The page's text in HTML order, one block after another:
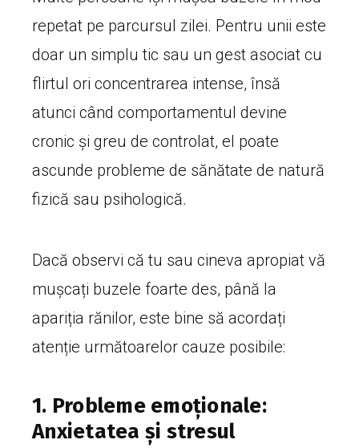
repetat pe parcursul zilei. Pentru unii este
doar un simplu tic sau un gest asociat cu
flirtul ori concentrarea intense, însă
atunci când comportamentul devine
cronic și greu de controlat, el poate
ascunde probleme de sănătate de natură
fizică sau psihologică.
Dacă observi că tu sau cineva apropiat vă
mușcați buzele foarte des, până la
apariția rănilor, este bine să acordați
atenție următoarelor cauze posibile:
1. Probleme emoționale:
Anxietatea și stresul